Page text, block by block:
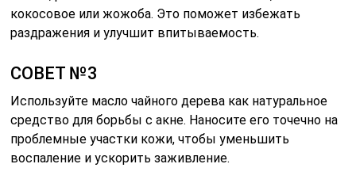
кокосовое или жожоба. Это поможет избежать
раздражения и улучшит впитываемость.
СОВЕТ №3
Используйте масло чайного дерева как натуральное
средство для борьбы с акне. Наносите его точечно на
проблемные участки кожи, чтобы уменьшить
воспаление и ускорить заживление.